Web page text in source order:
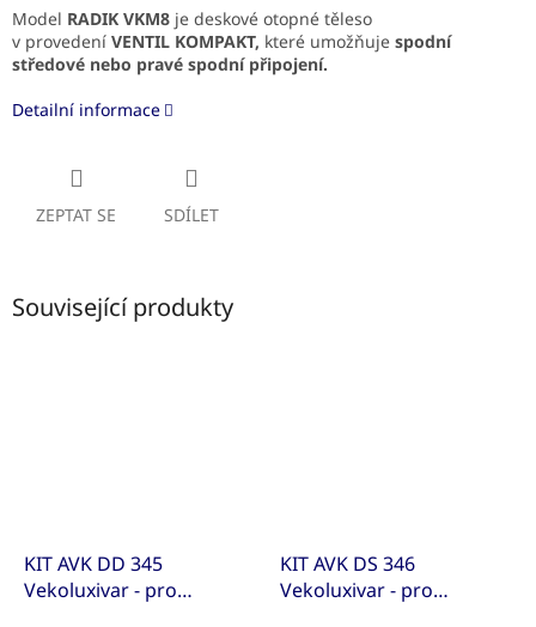
Model RADIK VKM8 je deskové otopné těleso
v provedení VENTIL KOMPAKT, které umožňuje spodní
středové nebo pravé spodní připojení.
Detailní informace
ZEPTAT SE SDÍLET
Související produkty
KIT AVK DD 345
Vekoluxivar - pro
KIT AVK DS 346
Vekoluxivar - pro